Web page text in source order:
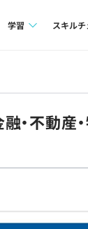
ミナー
学習
4択課題
プラン
スキル
評価
・不動産